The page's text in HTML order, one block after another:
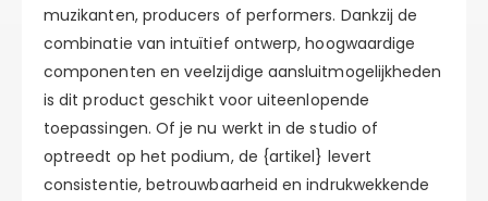
muzikanten, producers of performers. Dankzij de
combinatie van intuïtief ontwerp, hoogwaardige
componenten en veelzijdige aansluitmogelijkheden
is dit product geschikt voor uiteenlopende
toepassingen. Of je nu werkt in de studio of
optreedt op het podium, de {artikel} levert
consistentie, betrouwbaarheid en indrukwekkende